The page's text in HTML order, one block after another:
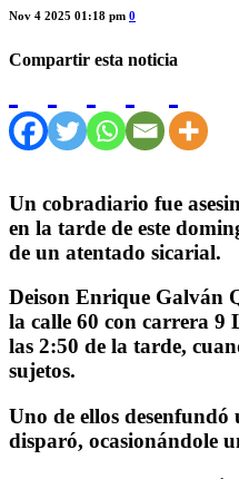
Nov 4 2025 01:18 pm 0
Compartir esta noticia
Un cobradiario fue
en la tarde de este
de un atentado sicarial.
Deison Enrique Galván
la calle 60 con carrera 9
las 2:50 de la tarde,
sujetos.
Uno de ellos
disparó, ocasionándole